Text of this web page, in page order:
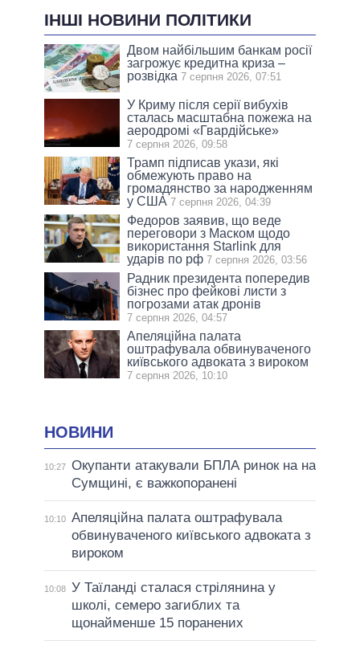
ІНШІ НОВИНИ ПОЛІТИКИ
Двом найбільшим банкам росії
загрожує кредитна криза –
розвідка 7 серпня 2026, 07:51
У Криму після серії вибухів
сталась масштабна пожежа на
аеродромі «Гвардійське»
7 серпня 2026, 09:58
Трамп підписав укази, які
обмежують право на
громадянство за народженням
у США 7 серпня 2026, 04:39
Федоров заявив, що веде
переговори з Маском щодо
використання Starlink для
ударів по рф 7 серпня 2026, 03:56
Радник президента попередив
бізнес про фейкові листи з
погрозами атак дронів
7 серпня 2026, 04:57
Апеляційна палата
оштрафувала обвинуваченого
київського адвоката з вироком
7 серпня 2026, 10:10
НОВИНИ
10:27 Окупанти атакували БПЛА ринок на на
Сумщині, є важкопоранені
10:10 Апеляційна палата оштрафувала
обвинуваченого київського адвоката з
вироком
10:08 У Таїланді сталася стрілянина у
школі, семеро загиблих та
щонайменше 15 поранених